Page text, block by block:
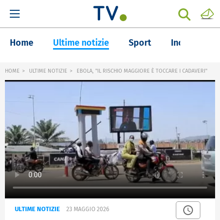
Home Ultime notizie Sport Inchieste
HOME ULTIME NOTIZIE EBOLA, "IL RISCHIO MAGGIORE È TOCCARE I CADAVERI"
ULTIME NOTIZIE 23 MAGGIO 2026